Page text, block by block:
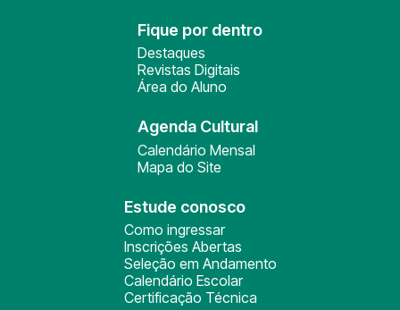
Fique por dentro
Destaques
Revistas Digitais
Área do Aluno
Agenda Cultural
Calendário Mensal
Mapa do Site
Estude conosco
Como ingressar
Inscrições Abertas
Seleção em Andamento
Calendário Escolar
Certificação Técnica